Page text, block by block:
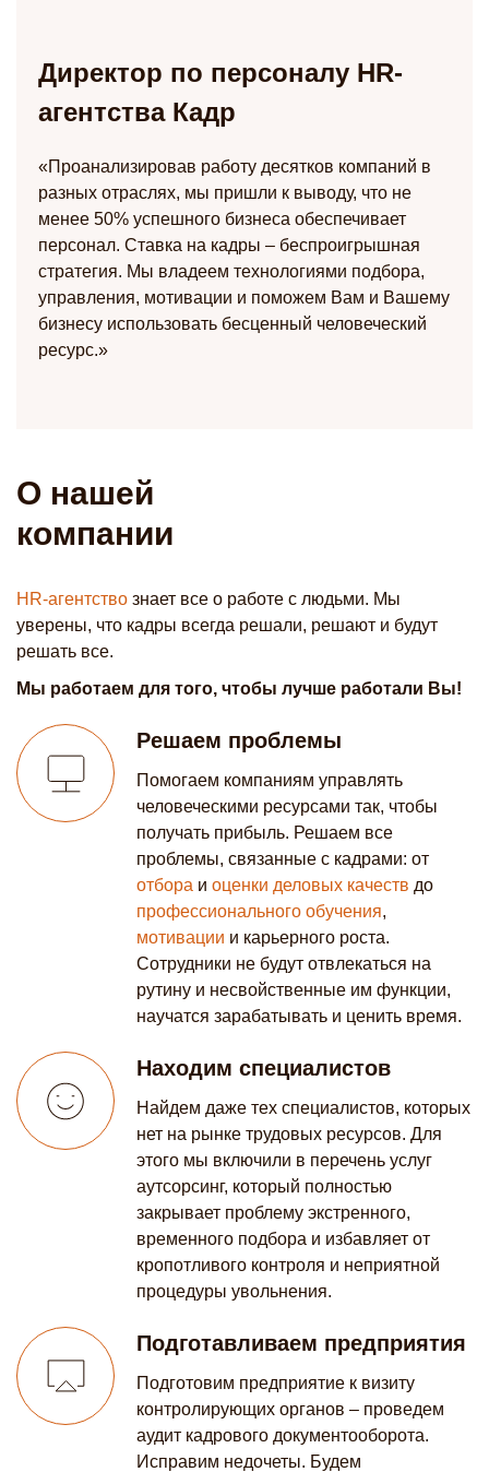
Директор по персоналу HR-
агентства Кадр
«Проанализировав работу десятков компаний в
разных отраслях, мы пришли к выводу, что не
менее 50% успешного бизнеса обеспечивает
персонал. Ставка на кадры – беспроигрышная
стратегия. Мы владеем технологиями подбора,
управления, мотивации и поможем Вам и Вашему
бизнесу использовать бесценный человеческий
ресурс.»
О нашей
компании
HR-агентство знает все о работе с людьми. Мы
уверены, что кадры всегда решали, решают и будут
решать все.
Мы работаем для того, чтобы лучше работали Вы!
Решаем проблемы
Помогаем компаниям управлять
человеческими ресурсами так, чтобы
получать прибыль. Решаем все
проблемы, связанные с кадрами: от
отбора и оценки деловых качеств до
профессионального обучения,
мотивации и карьерного роста.
Сотрудники не будут отвлекаться на
рутину и несвойственные им функции,
научатся зарабатывать и ценить время.
Находим специалистов
Найдем даже тех специалистов, которых
нет на рынке трудовых ресурсов. Для
этого мы включили в перечень услуг
аутсорсинг, который полностью
закрывает проблему экстренного,
временного подбора и избавляет от
кропотливого контроля и неприятной
процедуры увольнения.
Подготавливаем предприятия
Подготовим предприятие к визиту
контролирующих органов – проведем
аудит кадрового документооборота.
Исправим недочеты. Будем